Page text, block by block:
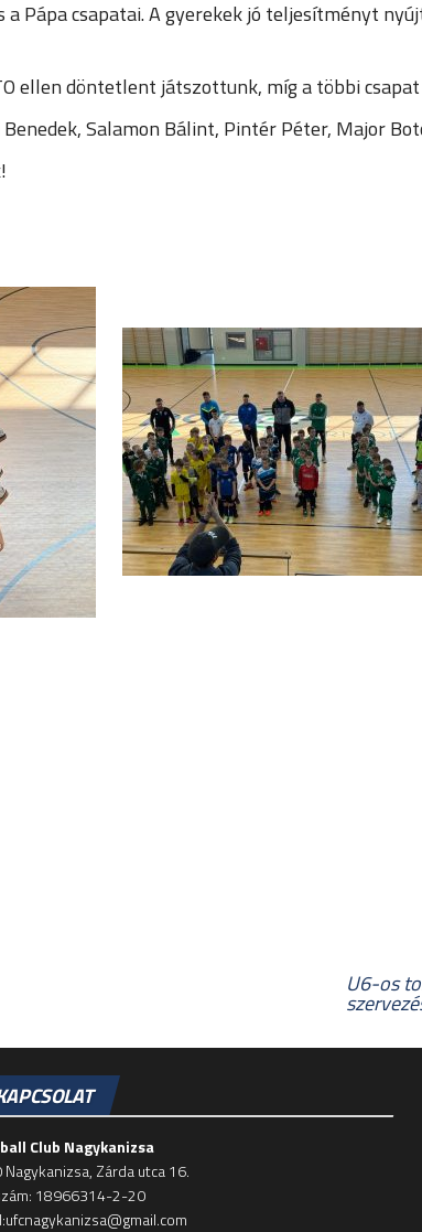
a Pápa csapatai. A gyerekek jó teljesítményt
ellen döntetlent játszottunk, míg a többi
Salamon Bálint, Pintér Péter, Major
U6-os
Club Nagykanizsa
Zárda utca 16.
18966314-2-20